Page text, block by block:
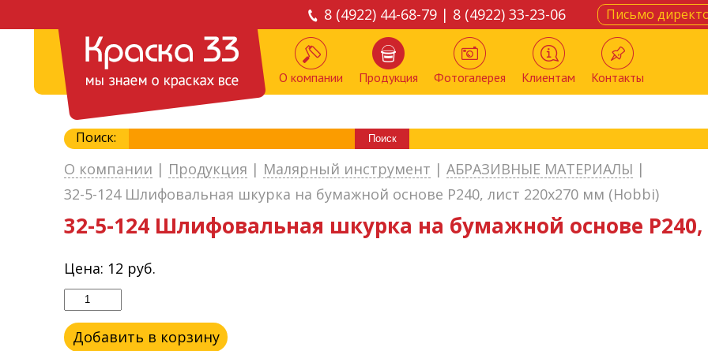
Письмо
8 (4922) 44-68-79 | 8 (4922) 33-23-06
О компании Продукция Фотогалерея Клиентам Контакты
Поиск:
О компании | Продукция | Малярный инструмент | АБРАЗИВНЫЕ МАТЕРИАЛЫ |
32-5-124 Шлифовальная шкурка на бумажной основе Р240, лист 220х270 мм (Hobbi)
32-5-124 Шлифовальная шкурка на бумажной основе Р240,
Цена: 12 руб.
Добавить в корзину